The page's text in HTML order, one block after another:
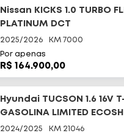
Nissan KICKS 1.0 TURBO
PLATINUM DCT
2025/2026 KM 7000
Por apenas
R$ 164.900,00
Hyundai TUCSON 1.6 16V
GASOLINA LIMITED
2024/2025 KM 21046